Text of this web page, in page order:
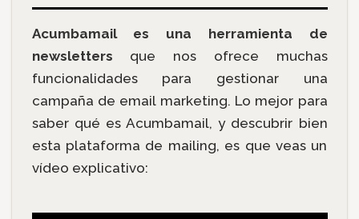
Acumbamail es una herramienta de
newsletters que nos ofrece muchas
funcionalidades para gestionar una
campaña de email marketing. Lo mejor para
saber qué es Acumbamail, y descubrir bien
esta plataforma de mailing, es que veas un
vídeo explicativo: